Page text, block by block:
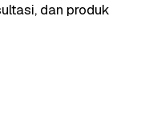
dan produk